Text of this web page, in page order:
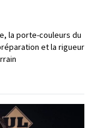
la porte-couleurs du
et la rigueur